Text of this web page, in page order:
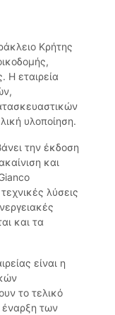
Κρήτης
Η εταιρεία
υλοποίηση.
την έκδοση
και
λύσεις
και τα
είναι η
το τελικό
έναρξη των